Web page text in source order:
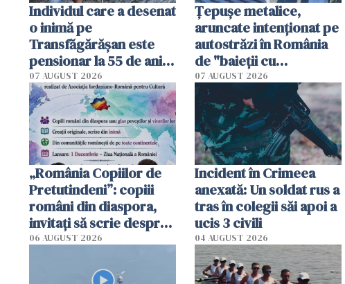
Individul care a desenat
o inimă pe
Transfăgărășan este
pensionar la 55 de ani.
Poliția l-a identificat
07 AUGUST 2026
Țepușe metalice,
aruncate intenționat pe
autostrăzi în România
de "baieții cu
platforme": "Mi-au
cerut 1200 lei să mă
tracteze"
07 AUGUST 2026
„România Copiilor de
Pretutindeni”: copiii
români din diaspora,
invitați să scrie despre
România într-un volum
06 AUGUST 2026
Incident în Crimeea
anexată: Un soldat rus a
tras în colegii săi apoi a
ucis 3 civili
04 AUGUST 2026